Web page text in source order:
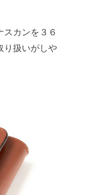
スカンを３６
り扱いがしや